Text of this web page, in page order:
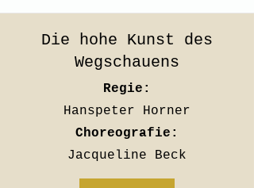
Die hohe Kunst des
Wegschauens
Regie:
Hanspeter Horner
Choreografie:
Jacqueline Beck